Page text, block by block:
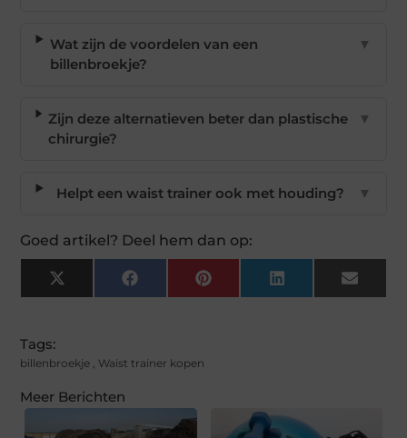
Wat zijn de voordelen van een
billenbroekje?
▼
Zijn deze alternatieven beter dan plastische
chirurgie?
▼
Helpt een waist trainer ook met houding? ▼
Goed artikel? Deel hem dan op:
X
(Twitter)
FacebookPinterest LinkedIn Email
Tags:
billenbroekje , Waist trainer kopen
Meer Berichten